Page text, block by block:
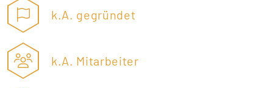
k.A. gegründet
k.A. Mitarbeiter